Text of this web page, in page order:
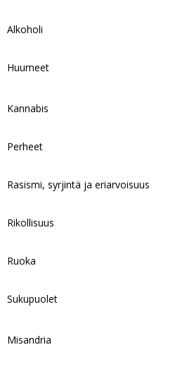
Alkoholi
Huumeet
Kannabis
Perheet
Rasismi, syrjintä ja eriarvoisuus
Rikollisuus
Ruoka
Sukupuolet
Misandria